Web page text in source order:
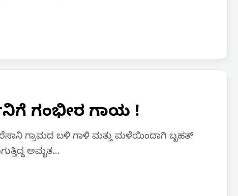
ಗಂಭೀರ ಗಾಯ !
ಗ್ರಾಮದ ಬಳಿ ಗಾಳಿ ಮತ್ತು ಮಳೆಯಿಂದಾಗಿ ಬೃಹತ್
ಅಮೃತ…